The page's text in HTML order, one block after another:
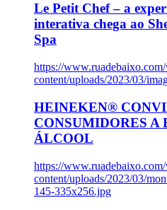
Le Petit Chef – a
interativa chega ao
Spa
https://
content/uploads/2023/03/
HEINEKEN®
CONSUMIDORES A
ÁLCOOL
https://
content/uploads/2023/03/
145-335x256.jpg